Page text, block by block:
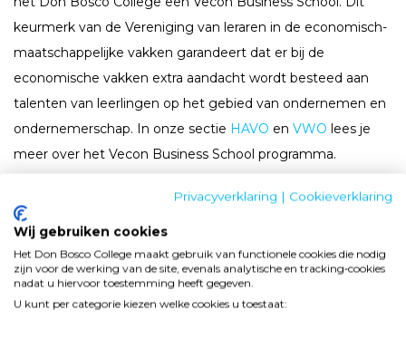
keurmerk van de Vereniging van leraren in de economisch-
maatschappelijke vakken garandeert dat er bij de
economische vakken extra aandacht wordt besteed aan
talenten van leerlingen op het gebied van ondernemen en
ondernemerschap. In onze sectie HAVO en VWO lees je
meer over het Vecon Business School programma.
Privacyverklaring | Cookieverklaring
Wij gebruiken cookies
Het Don Bosco College maakt gebruik van functionele cookies die nodig
zijn voor de werking van de site, evenals analytische en tracking‑cookies
nadat u hiervoor toestemming heeft gegeven.
U kunt per categorie kiezen welke cookies u toestaat: